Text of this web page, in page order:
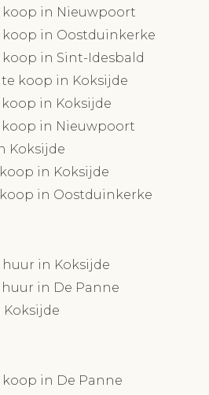
in Nieuwpoort
in Oostduinkerke
in Sint-Idesbald
koop in Koksijde
in Koksijde
in Nieuwpoort
Koksijde
in Koksijde
in Oostduinkerke
in Koksijde
in De Panne
in De Panne